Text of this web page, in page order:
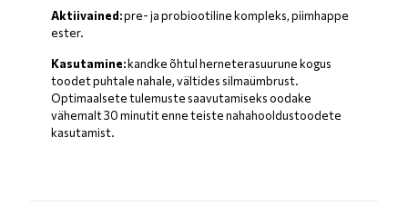
Aktiivained:pre- ja probiootiline kompleks, piimhappe
ester.
Kasutamine:kandke õhtul herneterasuurune kogus
toodet puhtale nahale, vältides silmaümbrust.
Optimaalsete tulemuste saavutamiseks oodake
vähemalt 30 minutit enne teiste nahahooldustoodete
kasutamist.